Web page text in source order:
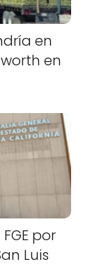
en
en
por
Luis